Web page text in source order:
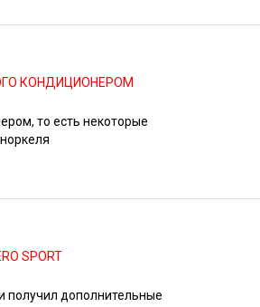
КОНДИЦИОНЕРОМ
то есть некоторые
SPORT
получил дополнительные